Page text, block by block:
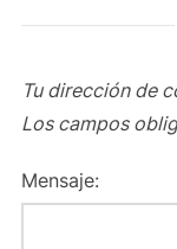
Tu dirección de
Los campos
Mensaje: